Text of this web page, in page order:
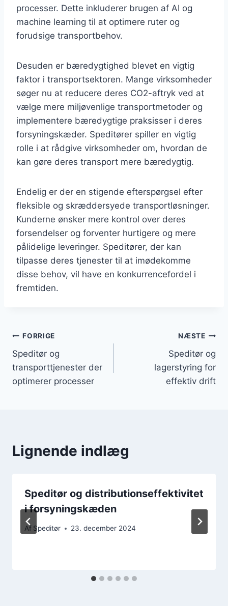
processer. Dette inkluderer brugen af AI og
machine learning til at optimere ruter og
forudsige transportbehov.
Desuden er bæredygtighed blevet en vigtig
faktor i transportsektoren. Mange virksomheder
søger nu at reducere deres CO2-aftryk ved at
vælge mere miljøvenlige transportmetoder og
implementere bæredygtige praksisser i deres
forsyningskæder. Speditører spiller en vigtig
rolle i at rådgive virksomheder om, hvordan de
kan gøre deres transport mere bæredygtig.
Endelig er der en stigende efterspørgsel efter
fleksible og skræddersyede transportløsninger.
Kunderne ønsker mere kontrol over deres
forsendelser og forventer hurtigere og mere
pålidelige leveringer. Speditører, der kan
tilpasse deres tjenester til at imødekomme
disse behov, vil have en konkurrencefordel i
fremtiden.
Indlægsnavigation
FORRIGE
Speditør og
transporttjenester der
optimerer processer
NÆSTE
Speditør og
lagerstyring for
effektiv drift
Lignende indlæg
Speditør og distributionseffektivitet
i forsyningskæden
Af Speditør 23. december 2024